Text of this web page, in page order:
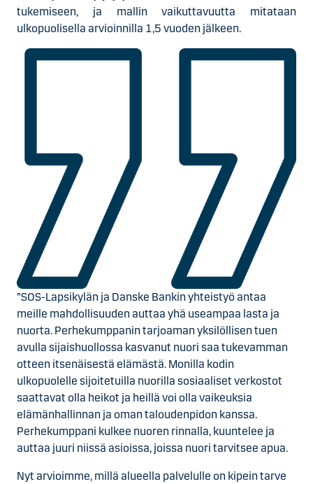
tukemiseen, ja mallin vaikuttavuutta mitataan
ulkopuolisella arvioinnilla 1,5 vuoden jälkeen.
”SOS-Lapsikylän ja Danske Bankin yhteistyö antaa
meille mahdollisuuden auttaa yhä useampaa lasta ja
nuorta. Perhekumppanin tarjoaman yksilöllisen tuen
avulla sijaishuollossa kasvanut nuori saa tukevamman
otteen itsenäisestä elämästä. Monilla kodin
ulkopuolelle sijoitetuilla nuorilla sosiaaliset verkostot
saattavat olla heikot ja heillä voi olla vaikeuksia
elämänhallinnan ja oman taloudenpidon kanssa.
Perhekumppani kulkee nuoren rinnalla, kuuntelee ja
auttaa juuri niissä asioissa, joissa nuori tarvitsee apua.
Nyt arvioimme, millä alueella palvelulle on kipein tarve